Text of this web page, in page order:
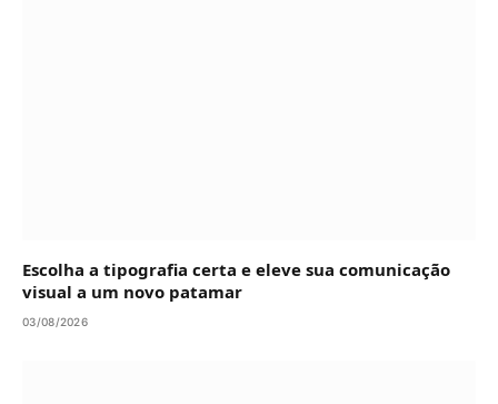
Escolha a tipografia certa e eleve sua comunicação
visual a um novo patamar
03/08/2026